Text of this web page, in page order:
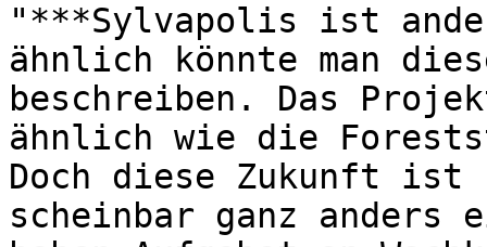
"***Sylvapolis ist
ähnlich könnte man
beschreiben. Das
ähnlich wie die
Doch diese Zukunft
scheinbar ganz anders